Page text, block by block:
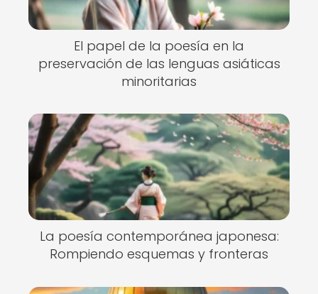
El papel de la poesía en la
preservación de las lenguas asiáticas
minoritarias
La poesía contemporánea japonesa:
Rompiendo esquemas y fronteras